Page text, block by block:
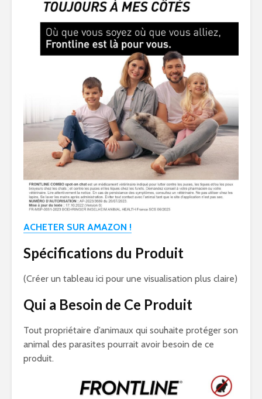
ACHETER SUR AMAZON !
Spécifications du Produit
(Créer un tableau ici pour une visualisation plus claire)
Qui a Besoin de Ce Produit
Tout propriétaire d’animaux qui souhaite protéger son
animal des parasites pourrait avoir besoin de ce
produit.